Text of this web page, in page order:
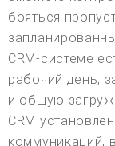
бояться
CRM-системе
рабочий день,
и общую
CRM
коммуникаций,